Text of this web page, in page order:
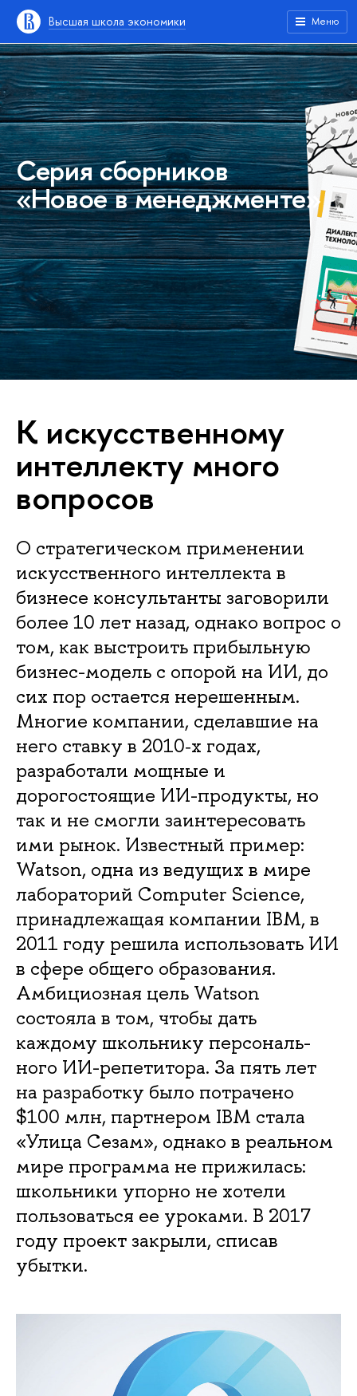
Высшая школа экономики Меню
Серия сборников
«Новое в менеджменте»
К искусственному
интеллекту много
вопросов
О стратегическом применении
искусственного интеллекта в
бизнесе консультанты загово­рили
более 10 лет назад, однако вопрос о
том, как выстроить прибыльную
бизнес-модель с опорой на ИИ, до
сих пор остается нерешенным.
Многие компании, сделавшие на
него ставку в 2010‑х годах,
разработали мощные и
дорогостоящие ИИ-продукты, но
так и не смогли заинте­ресовать
ими рынок. Известный пример:
Watson, одна из ведущих в мире
лабора­торий Computer Science,
принадлежащая компании IBM, в
2011 году решила исполь­зовать ИИ
в сфере общего образования.
Амбициозная цель Watson
состояла в том, чтобы дать
каждому школьнику персональ­
ного ИИ-репетитора. За пять лет
на разра­ботку было потрачено
$100 млн, партнером IBM стала
«Улица Сезам», однако в реальном
мире программа не прижилась:
школьники упорно не хотели
пользоваться ее уроками. В 2017
году проект закрыли, списав
убытки.